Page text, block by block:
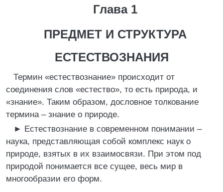
Глава 1
ПРЕДМЕТ И СТРУКТУРА
ЕСТЕСТВОЗНАНИЯ
Термин «естествознание» происходит от
соединения слов «естество», то есть природа, и
«знание». Таким образом, дословное толкование
термина – знание о природе.
► Естествознание в современном понимании –
наука, представляющая собой комплекс наук о
природе, взятых в их взаимосвязи. При этом под
природой понимается все сущее, весь мир в
многообразии его форм.